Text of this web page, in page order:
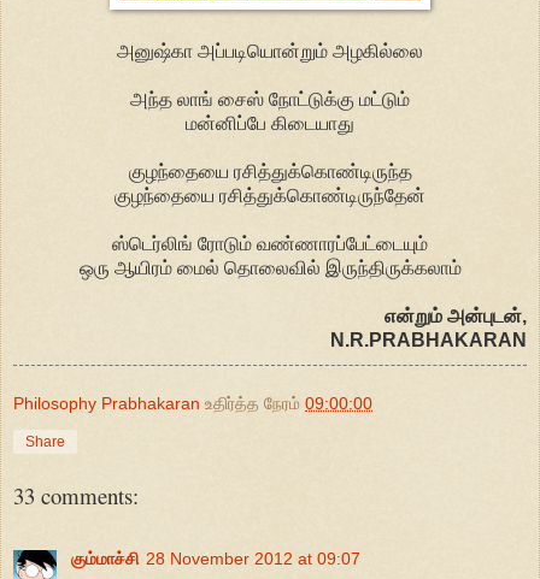
அனுஷ்கா அப்படியொன்றும் அழகில்லை
அந்த லாங் சைஸ் நோட்டுக்கு மட்டும்
மன்னிப்பே கிடையாது
குழந்தையை ரசித்துக்கொண்டிருந்த
குழந்தையை ரசித்துக்கொண்டிருந்தேன்
ஸ்டெர்லிங் ரோடும் வண்ணாரப்பேட்டையும்
ஒரு ஆயிரம் மைல் தொலைவில் இருந்திருக்கலாம்
என்றும் அன்புடன்,
N.R.PRABHAKARAN
Philosophy Prabhakaran உதிர்த்த நேரம் 09:00:00
Share
33 comments:
கும்மாச்சி 28 November 2012 at 09:07